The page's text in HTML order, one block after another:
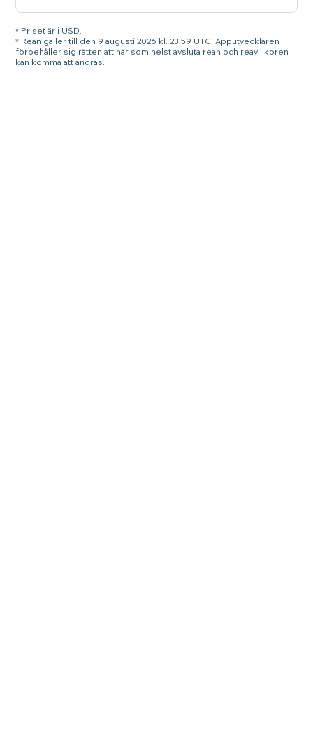
* Priset är i USD.
* Rean gäller till den 9 augusti 2026 kl. 23.59 UTC. Apputvecklaren
förbehåller sig rätten att när som helst avsluta rean och reavillkoren
kan komma att ändras.